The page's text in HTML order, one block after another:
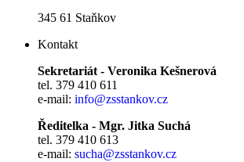
345 61 Staňkov
Kontakt
Sekretariát - Veronika Kešnerová
tel. 379 410 611
e-mail: info@zsstankov.cz
Ředitelka - Mgr. Jitka Suchá
tel. 379 410 613
e-mail: sucha@zsstankov.cz